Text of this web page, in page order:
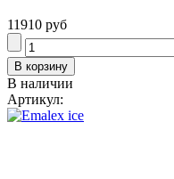
11910 руб
В наличии
Артикул: